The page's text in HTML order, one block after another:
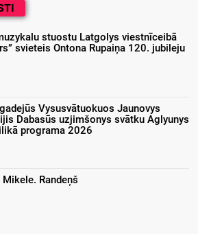
stuostu Latgolys viestnīceibā
svieteis Ontona Rupaiņa 120. jubileju
Vysusvātuokuos Jaunovys
Dabasūs uzjimšonys svātku Aglyunys
programa 2026
Randeņš